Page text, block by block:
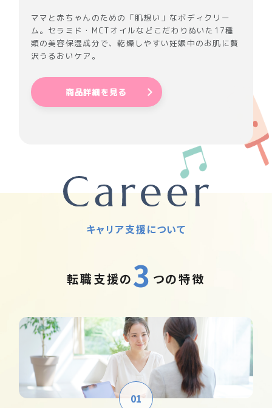
ママと赤ちゃんのための「肌想い」なボディクリー
ム。セラミド・MCTオイルなどこだわりぬいた17種
類の美容保湿成分で、乾燥しやすい妊娠中のお肌に贅
沢うるおいケア。
商品詳細を見る
キャリア支援について
転職支援の3 つの特徴
01